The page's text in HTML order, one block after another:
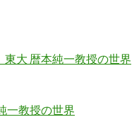
東大 暦本純一教授の世界
一教授の世界